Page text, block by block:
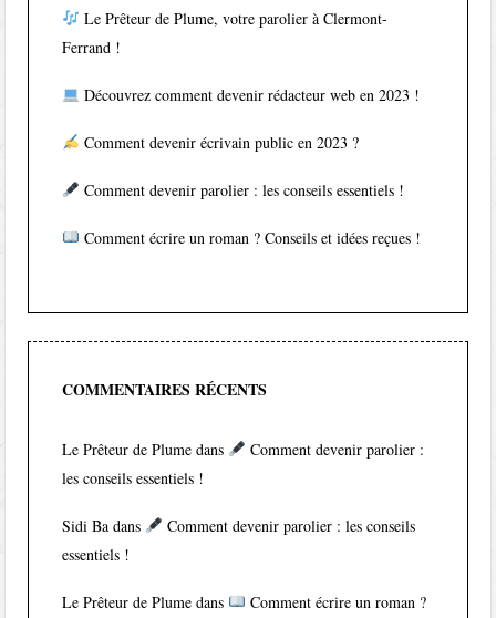
Le Prêteur de Plume, votre parolier à Clermont-
Ferrand !
Découvrez comment devenir rédacteur web en 2023 !
Comment devenir écrivain public en 2023 ?
Comment devenir parolier : les conseils essentiels !
Comment écrire un roman ? Conseils et idées reçues !
COMMENTAIRES RÉCENTS
Le Prêteur de Plume dans
Comment devenir parolier :
les conseils essentiels !
Sidi Ba dans
Comment devenir parolier : les conseils
essentiels !
Le Prêteur de Plume dans
Comment écrire un roman ?